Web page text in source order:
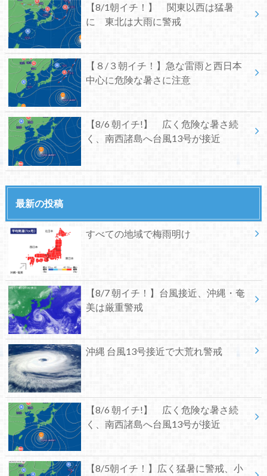
【8/1朝イチ！】 関東以西は猛暑
に 東北は大雨に警戒
【８/３朝イチ！】急な雷雨と西日本
中心に危険な暑さに注意
【8/6 朝イチ!】 広く危険な暑さ続
く、南西諸島へ台風13号が接近
最新の投稿
すべての地域で梅雨明け
【8/7 朝イチ！】台風接近、沖縄・奄
美は厳重警戒
沖縄 台風13号接近で大荒れ警戒
【8/6 朝イチ!】 広く危険な暑さ続
く、南西諸島へ台風13号が接近
【8/5朝イチ！】広く猛暑に警戒、小